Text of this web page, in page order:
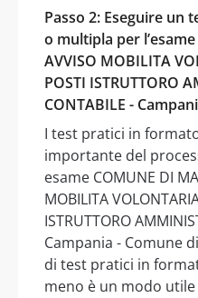
Passo 2: Eseguire un
o multipla per
AVVISO MOBILITA
POSTI ISTRUTTORO
CONTABILE -
I test pratici in
importante del
esame COMUNE DI
MOBILITA
ISTRUTTORO
Campania - Comune
di test pratici in
meno è un modo